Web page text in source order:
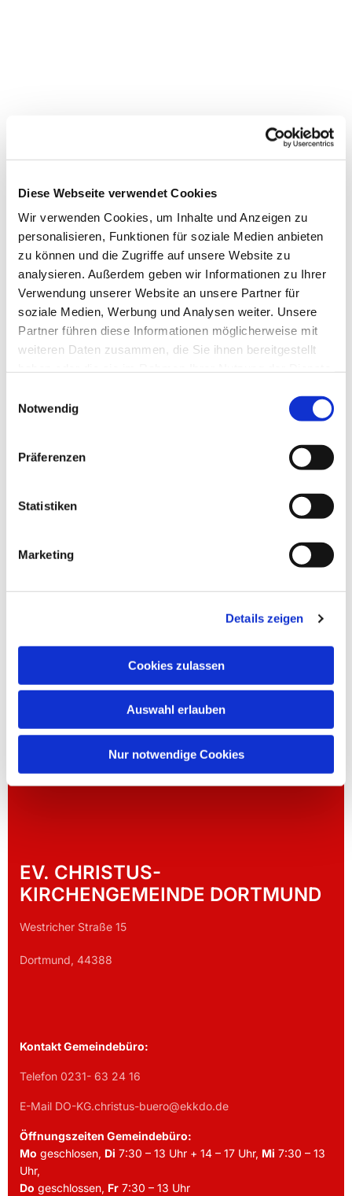
Diese Webseite verwendet Cookies
Wir verwenden Cookies, um Inhalte und Anzeigen zu
personalisieren, Funktionen für soziale Medien anbieten
zu können und die Zugriffe auf unsere Website zu
analysieren. Außerdem geben wir Informationen zu Ihrer
Verwendung unserer Website an unsere Partner für
soziale Medien, Werbung und Analysen weiter. Unsere
Partner führen diese Informationen möglicherweise mit
weiteren Daten zusammen, die Sie ihnen bereitgestellt
Notwendig
Präferenzen
Statistiken
Marketing
Details zeigen
Cookies zulassen
Auswahl erlauben
Nur notwendige Cookies
Dies könnte Sie auch
interessieren
EV. CHRISTUS-
KIRCHENGEMEINDE DORTMUND
Westricher Straße 15
Dortmund, 44388
Kontakt Gemeindebüro:
Telefon 0231- 63 24 16
E-Mail DO-KG.christus-buero@ekkdo.de
Öffnungszeiten Gemeindebüro:
Mo geschlosen, Di 7:30 – 13 Uhr + 14 – 17 Uhr, Mi 7:30 – 13
Uhr,
Do geschlossen, Fr 7:30 – 13 Uhr